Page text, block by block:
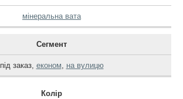
мінеральна вата
Сегмент
під заказ, економ, на вулицю
Колір